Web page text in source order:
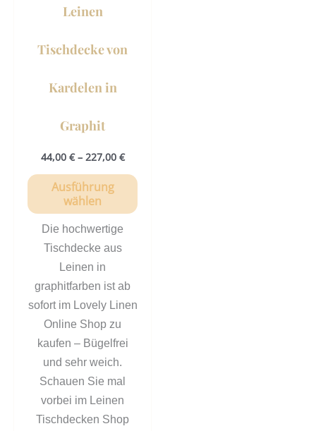
Leinen
Tischdecke von
Kardelen in
Graphit
44,00 €– 227,00 €
Ausführung
wählen
Die hochwertige
Tischdecke aus
Leinen in
graphitfarben ist ab
sofort im Lovely Linen
Online Shop zu
kaufen – Bügelfrei
und sehr weich.
Schauen Sie mal
vorbei im Leinen
Tischdecken Shop